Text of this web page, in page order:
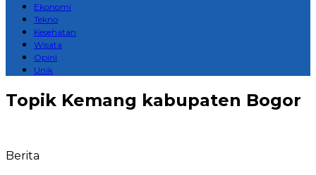
Ekonomi
Tekno
Kesehatan
Wisata
Opini
Unik
Topik Kemang kabupaten Bogor
Berita